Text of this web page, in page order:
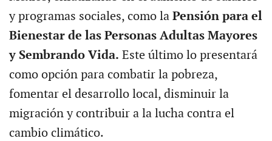
y programas sociales, como la Pensión para el
Bienestar de las Personas Adultas Mayores
y Sembrando Vida. Este último lo presentará
como opción para combatir la pobreza,
fomentar el desarrollo local, disminuir la
migración y contribuir a la lucha contra el
cambio climático.